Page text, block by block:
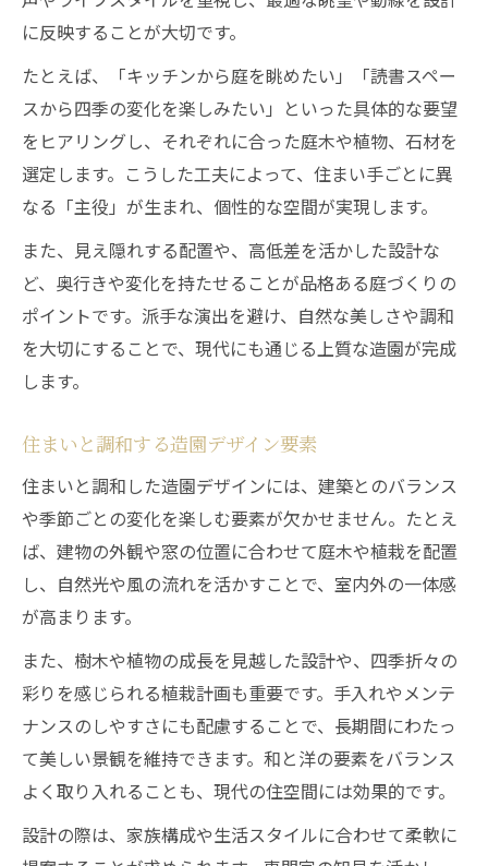
に反映することが大切です。
たとえば、「キッチンから庭を眺めたい」「読書スペー
スから四季の変化を楽しみたい」といった具体的な要望
をヒアリングし、それぞれに合った庭木や植物、石材を
選定します。こうした工夫によって、住まい手ごとに異
なる「主役」が生まれ、個性的な空間が実現します。
また、見え隠れする配置や、高低差を活かした設計な
ど、奥行きや変化を持たせることが品格ある庭づくりの
ポイントです。派手な演出を避け、自然な美しさや調和
を大切にすることで、現代にも通じる上質な造園が完成
します。
住まいと調和する造園デザイン要素
住まいと調和した造園デザインには、建築とのバランス
や季節ごとの変化を楽しむ要素が欠かせません。たとえ
ば、建物の外観や窓の位置に合わせて庭木や植栽を配置
し、自然光や風の流れを活かすことで、室内外の一体感
が高まります。
また、樹木や植物の成長を見越した設計や、四季折々の
彩りを感じられる植栽計画も重要です。手入れやメンテ
ナンスのしやすさにも配慮することで、長期間にわたっ
て美しい景観を維持できます。和と洋の要素をバランス
よく取り入れることも、現代の住空間には効果的です。
設計の際は、家族構成や生活スタイルに合わせて柔軟に